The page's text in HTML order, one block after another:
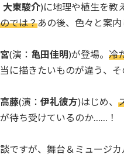
大東駿介)に地理や植生を教
では？あの後、色々と案
(演： 亀田佳明)が登場。 冷
に描きたいものが違う、
高藤(演： 伊礼彼方)はじめ、
待ち受けているのか……！
ですが、舞台＆ミュージカ